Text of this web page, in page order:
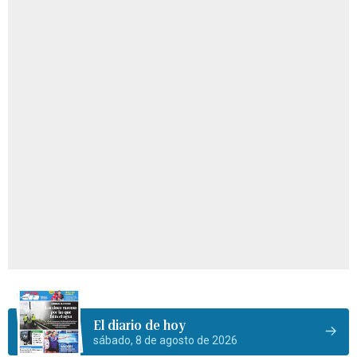
El diario de hoy
sábado, 8 de agosto de 2026